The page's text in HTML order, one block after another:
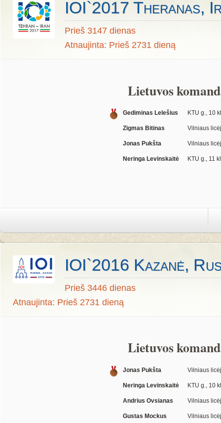
IOI`2017 Theranas,
Prieš 3147 dienas
Atnaujinta: Prieš 2731 dieną
Lietuvos
Gediminas Lelešius KTU g., 10
Zigmas Bitinas Vilniaus
Jonas Pukšta Vilniaus
Neringa Levinskaitė KTU g., 11
IOI`2016 Kazanė,
Prieš 3446 dienas
Atnaujinta: Prieš 2731 dieną
Lietuvos
Jonas Pukšta Vilniaus
Neringa Levinskaitė KTU g., 10
Andrius Ovsianas Vilniaus
Gustas Mockus Vilniaus